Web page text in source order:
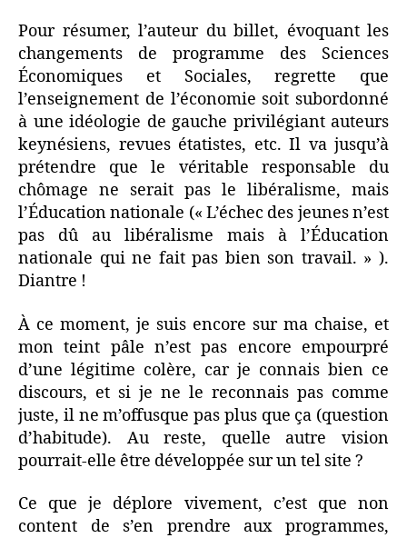
Pour résumer, l’auteur du billet, évoquant les
changements de programme des Sciences
Économiques et Sociales, regrette que
l’enseignement de l’économie soit subordonné
à une idéologie de gauche privilégiant auteurs
keynésiens, revues étatistes, etc. Il va jusqu’à
prétendre que le véritable responsable du
chômage ne serait pas le libéralisme, mais
l’Éducation nationale (« L’échec des jeunes n’est
pas dû au libéralisme mais à l’Éducation
nationale qui ne fait pas bien son travail. » ).
Diantre !
À ce moment, je suis encore sur ma chaise, et
mon teint pâle n’est pas encore empourpré
d’une légitime colère, car je connais bien ce
discours, et si je ne le reconnais pas comme
juste, il ne m’offusque pas plus que ça (question
d’habitude). Au reste, quelle autre vision
pourrait-elle être développée sur un tel site ?
Ce que je déplore vivement, c’est que non
content de s’en prendre aux programmes,